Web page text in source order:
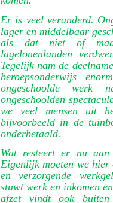
Er is veel veranderd.
lager en middelbaar
als dat niet of
lagelonenlanden
Tegelijk nam de
beroepsonderwijs
ongeschoolde werk
ongeschoolden
we veel mensen uit
bijvoorbeeld in de
onderbetaald.
Wat resteert er nu
Eigenlijk moeten we hier
en verzorgende
stuwt werk en inkomen
afzet vindt ook